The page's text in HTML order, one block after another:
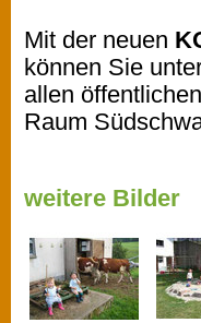
Mit der neuen
können Sie
allen
Raum
weitere Bilder